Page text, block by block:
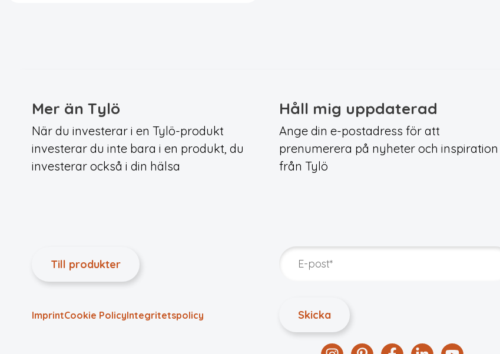
Mer än Tylö
När du investerar i en Tylö-produkt
investerar du inte bara i en produkt, du
investerar också i din hälsa
Till produkter
ImprintCookie PolicyIntegritets­policy
Håll mig uppdaterad
Ange din e-postadress för att
prenumerera på nyheter och inspiration
från Tylö
InstagramPinterestFacebook
LinkedinYouTube